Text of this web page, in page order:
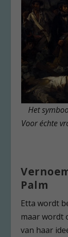
Het
Voor échte
Palm
Etta wordt
maar wordt
van haar